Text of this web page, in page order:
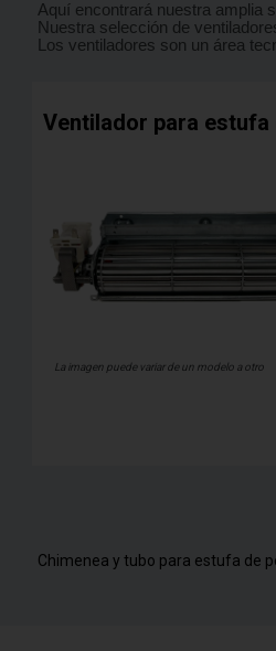
Aquí encontrará nuestra amplia
Nuestra selección de
Los ventiladores son un área
Ventilador para estufa
La imagen puede variar de un modelo a otro
Chimenea y tubo para estufa de